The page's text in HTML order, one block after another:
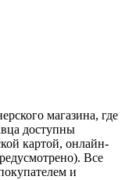
магазина, где
доступны
картой, онлайн-
Все
и